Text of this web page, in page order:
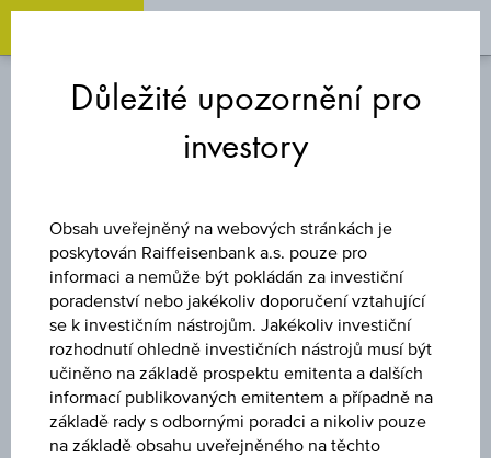
Quicklinks
FOND
UBS (LUX) KEY
SELECTION SICAV
- ASIAN EQUITIES
(USD) - IX DIS
Důležité upozornění pro
investory
Obsah uveřejněný na webových stránkách je
poskytován Raiffeisenbank a.s. pouze pro
informaci a nemůže být pokládán za investiční
poradenství nebo jakékoliv doporučení vztahující
se k investičním nástrojům. Jakékoliv investiční
rozhodnutí ohledně investičních nástrojů musí být
učiněno na základě prospektu emitenta a dalších
informací publikovaných emitentem a případně na
základě rady s odbornými poradci a nikoliv pouze
na základě obsahu uveřejněného na těchto